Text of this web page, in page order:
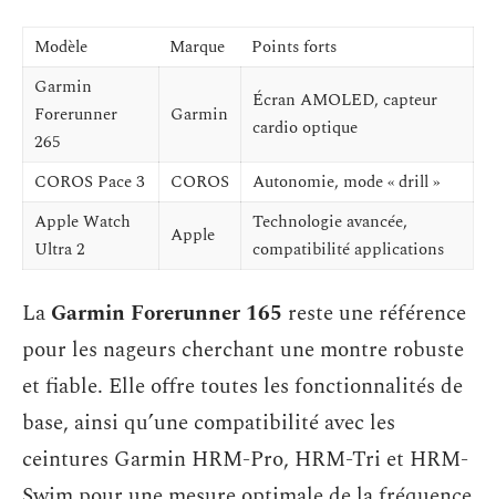
Modèle Marque
Points forts
Garmin
Forerunner
265
Garmin
Écran AMOLED, capteur
cardio optique
COROS Pace 3 COROS
Autonomie, mode « drill »
Apple Watch
Ultra 2
Apple
Technologie avancée,
compatibilité applications
La Garmin Forerunner 165 reste une référence
pour les nageurs cherchant une montre robuste
et fiable. Elle offre toutes les fonctionnalités de
base, ainsi qu’une compatibilité avec les
ceintures Garmin HRM-Pro, HRM-Tri et HRM-